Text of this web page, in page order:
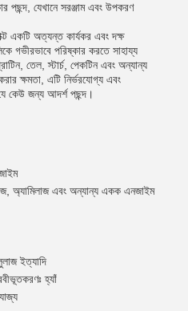
পছন্দ, যেখানে সরঞ্জাম এবং উপকরণ
একটি অত্যন্ত কার্যকর এবং দক্ষ
গভীরভাবে পরিষ্কার করতে সাহায্য
তেল, স্টার্চ, পেকটিন এবং অন্যান্য
ক্ষমতা, এটি নির্ভরযোগ্য এবং
কেউ জন্য আদর্শ পছন্দ।
অ্যামিলাজ এবং অন্যান্য একক এনজাইম
ইত্যাদি
হ্যাঁ